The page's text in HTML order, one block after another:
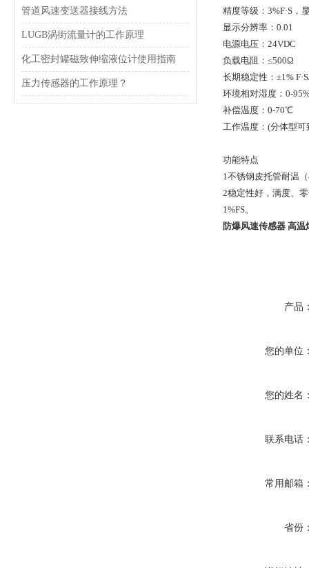
管道风速变送器接线方法
LUGB涡街流量计的工作原理
化工密封罐磁致伸缩液位计使用指南
压力传感器的工作原理？
精度等级：3%F·S，
显示分辨率：0.01
电源电压：24VDC
负载电阻：≤500Ω
长期稳定性：±1%
环境相对湿度：0-
补偿温度：0-70℃
工作温度：(分体型
功能特点
1不锈钢皮托管耐温
2稳定性好，满度、
1%FS。
防爆风速传感器 高
产品
您的单位
您的姓名
联系电话
常用邮箱
省份